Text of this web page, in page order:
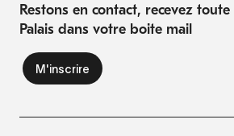
Restons en contact, recevez
Palais dans votre boite mail